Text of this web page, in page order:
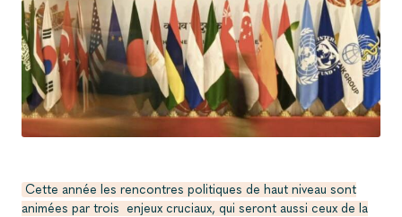
Cette année les rencontres politiques de haut niveau sont
animées par trois enjeux cruciaux, qui seront aussi ceux de la